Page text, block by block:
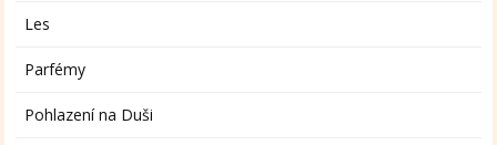
Les
Parfémy
Pohlazení na Duši